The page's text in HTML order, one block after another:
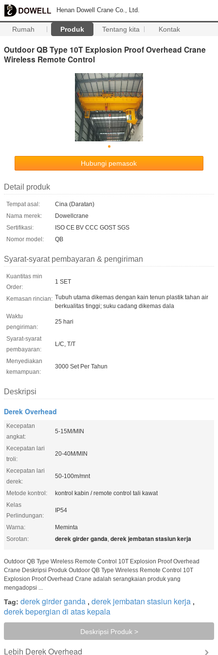
Henan Dowell Crane Co., Ltd.
Rumah Produk Tentang kita Kontak
Outdoor QB Type 10T Explosion Proof Overhead Crane
Wireless Remote Control
Hubungi pemasok
Detail produk
Tempat asal:
Cina (Daratan)
Nama merek:
Dowellcrane
Sertifikasi:
ISO CE BV CCC GOST SGS
Nomor model:
QB
Syarat-syarat pembayaran & pengiriman
Kuantitas min
Order:
1 SET
Kemasan rincian: Tubuh utama dikemas dengan kain tenun plastik tahan air
berkualitas tinggi; suku cadang dikemas dala
Waktu
pengiriman:
25 hari
Syarat-syarat
pembayaran:
L/C, T/T
Menyediakan
kemampuan:
3000 Set Per Tahun
Deskripsi
Derek Overhead
Kecepatan
angkat:
5-15M/MIN
Kecepatan lari
troli:
20-40M/MIN
Kecepatan lari
derek:
50-100m/mnt
Metode kontrol:
kontrol kabin / remote control tali kawat
Kelas
Perlindungan:
IP54
Warna:
Meminta
Sorotan:
derek girder ganda, derek jembatan stasiun kerja
Outdoor QB Type Wireless Remote Control 10T Explosion Proof Overhead
Crane Deskripsi Produk Outdoor QB Type Wireless Remote Control 10T
Explosion Proof Overhead Crane adalah serangkaian produk yang
mengadopsi ...
Tag: derek girder ganda , derek jembatan stasiun kerja ,
derek bepergian di atas kepala
Deskripsi Produk >
Lebih Derek Overhead